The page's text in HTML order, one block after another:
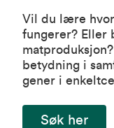
Vil du lære
fungerer?
betydning i
gener i
Søk her